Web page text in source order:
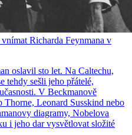
Richarda Feynmana v
oslavil sto let. Na Caltechu,
tehdy sešli jeho přátelé,
V Beckmanově
Leonard Susskind nebo
diagramy, Nobelova
i jeho dar vysvětlovat složité